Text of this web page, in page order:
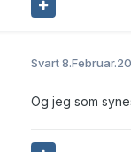
Svart
Og jeg som